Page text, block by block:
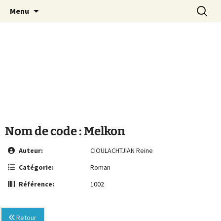
MCA Vienne
Le site de la Maison de la Culture
Arménienne de Vienne
Menu
Nom de code : Melkon
Auteur:
CIOULACHTJIAN Reine
Catégorie:
Roman
Référence:
1002
Retour